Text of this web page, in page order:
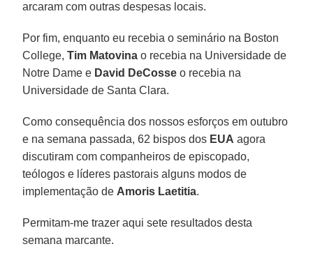
arcaram com outras despesas locais.
Por fim, enquanto eu recebia o seminário na Boston
College,Tim Matovina o recebia na Universidade de
Notre Dame e David DeCosse o recebia na
Universidade de Santa Clara.
Como consequência dos nossos esforços em outubro
e na semana passada, 62 bispos dos EUA agora
discutiram com companheiros de episcopado,
teólogos e líderes pastorais alguns modos de
implementação de Amoris Laetitia.
Permitam-me trazer aqui sete resultados desta
semana marcante.